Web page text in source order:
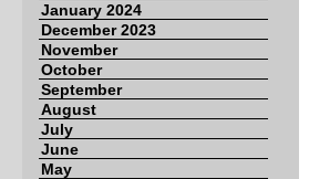
January 2024
December 2023
November
October
September
August
July
June
May